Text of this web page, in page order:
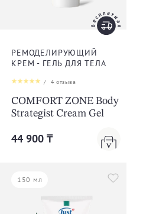
РЕМОДЕЛИРУЮЩИЙ
КРЕМ - ГЕЛЬ ДЛЯ ТЕЛА
/ 4отзыва
COMFORT ZONE Body
Strategist Cream Gel
44 900 ₸
150 мл